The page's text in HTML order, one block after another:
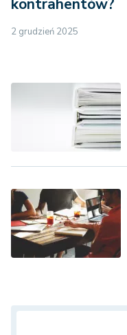
kontrahentów?
2 grudzień 2025